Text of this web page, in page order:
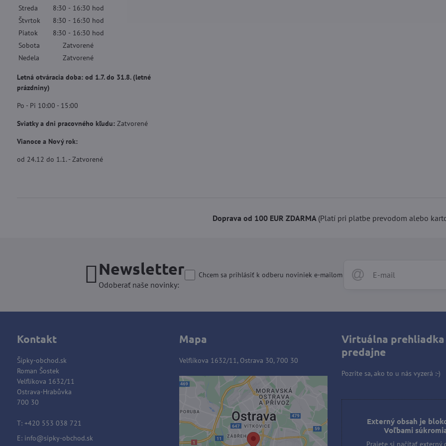
Streda 8:30 - 16:30 hod
Štvrtok
8:30 - 16:30 hod
Piatok
8:30 - 16:30 hod
Sobota
Zatvorené
Nedela
Zatvorené
Letná otváracia doba: od 1.7. do 31.8. (letné
prázdniny)
Po - Pi 10:00 - 15:00
Sviatky a dni pracovného kľudu:Zatvorené
Vianoce a Nový rok:
od 24.12 do 1.1. - Zatvorené
Doprava od 100 EUR ZDARMA (Platí pri platbe prevodom alebo
Newsletter
Odoberať naše novinky:
Chcem sa prihlásiť k odberu noviniek e-mailom
Kontakt
Šípky-obchod.sk
Roman Šostek
Velflíkova 1632/11
Ostrava-Hrabůvka
700 30
T: +420 553 038 721
E: info@sipky-obchod.sk
Mapa
Velflíkova 1632/11, Ostrava 30, 700 30
Externý obsah je blokovaný
Voľbami súkromia
Prajete si načítať externý obsah?
Virtuálna prehliadka
predajne
Pozrite sa, ako to u nás vyzerá :-)
Externý obsah je
Voľbami
Prajete si načítať externý